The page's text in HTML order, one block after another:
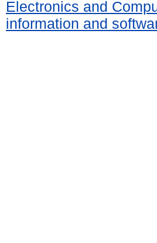
Electronics and
information and